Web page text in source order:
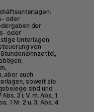
oder
der
oder
Unterlagen,
von
aber auch
soweit sie
sind und
3 i. V. m. Abs. 1
1 Nr. 2 u. 3, Abs. 4